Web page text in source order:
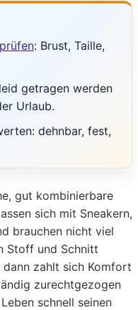
prüfen: Brust, Taille,
getragen werden
Urlaub.
dehnbar, fest,
gut kombinierbare
sich mit Sneakern,
brauchen nicht viel
Stoff und Schnitt
zahlt sich Komfort
zurechtgezogen
schnell seinen